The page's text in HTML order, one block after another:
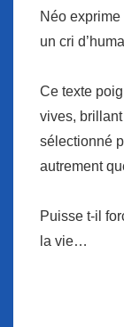
Néo
un cri
Ce texte
vives,
sélectionné
autrement
Puisse t-il
la vie…